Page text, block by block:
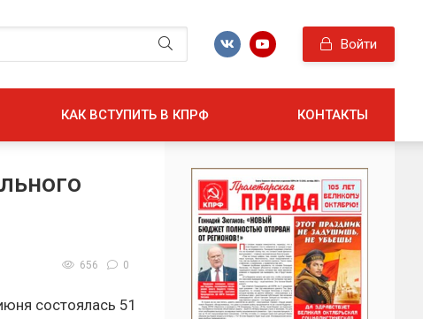
Войти
КАК ВСТУПИТЬ В КПРФ КОНТАКТЫ
656 0
состоялась 51